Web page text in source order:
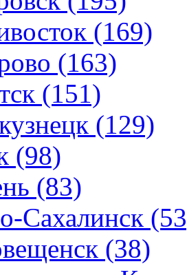
(169)
(163)
(151)
(129)
(98)
(83)
Сахалинск
(38)